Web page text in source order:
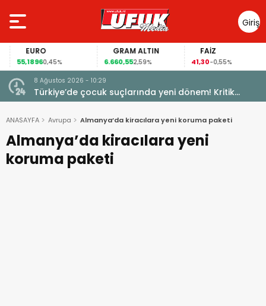
Giriş
Yap
EURO
55,18960,45%
GRAM ALTIN
6.660,552,59%
FAİZ
41,30-0,55%
8 Ağustos 2026 - 10:29
Türkiye’de çocuk suçlarında yeni dönem! Kritik
maddeler kabul edildi
ANASAYFA Avrupa Almanya’da kiracılara yeni koruma paketi
Almanya’da kiracılara yeni
koruma paketi